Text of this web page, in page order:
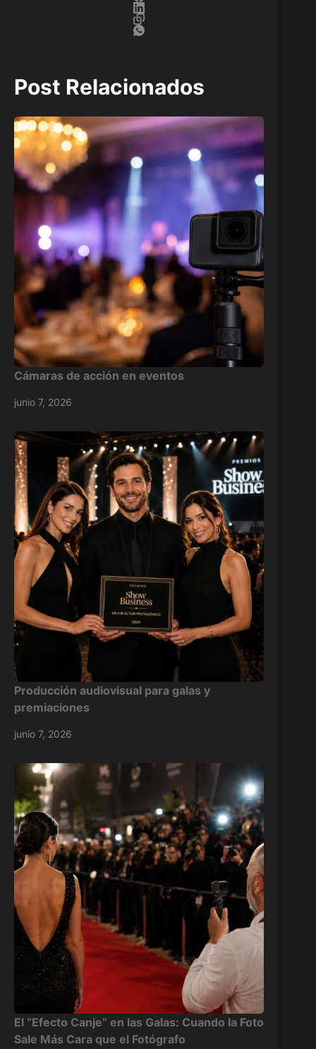
Post Relacionados
Cámaras de acción en eventos
junio 7, 2026
Producción audiovisual para galas y
premiaciones
junio 7, 2026
El “Efecto Canje” en las Galas: Cuando la Foto
Sale Más Cara que el Fotógrafo